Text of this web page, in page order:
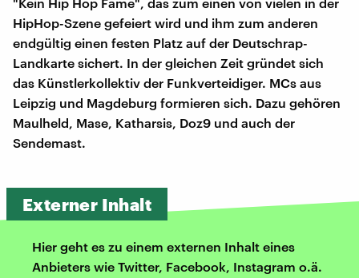
"Kein Hip Hop Fame", das zum einen von vielen in der
HipHop-Szene gefeiert wird und ihm zum anderen
endgültig einen festen Platz auf der Deutschrap-
Landkarte sichert. In der gleichen Zeit gründet sich
das Künstlerkollektiv der Funkverteidiger. MCs aus
Leipzig und Magdeburg formieren sich. Dazu gehören
Maulheld, Mase, Katharsis, Doz9 und auch der
Sendemast.
Externer Inhalt
Hier geht es zu einem externen Inhalt eines
Anbieters wie Twitter, Facebook, Instagram o.ä.